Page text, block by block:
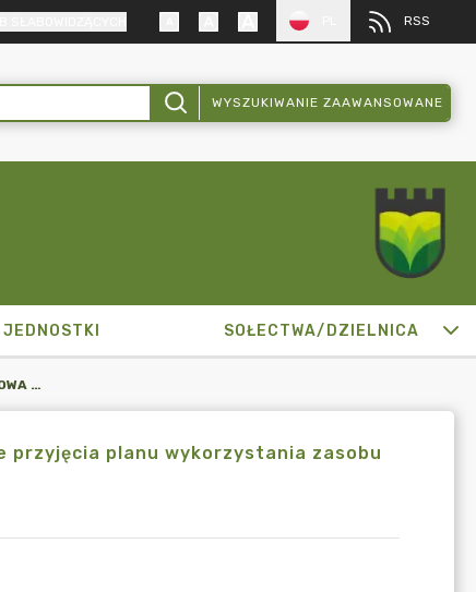
RSS
WYSZUKIWANIE ZAAWANSOWANE
JEDNOSTKI SOŁECTWA/DZIELNICA
ZARZĄDZENIE BURMISTRZA MIKOŁOWA NR 1572/4/23 W SPRAWIE PRZYJĘCIA PLANU WYKORZYSTANIA ZASOBU NIERUCHOMOŚCI GMINNYCH
przyjęcia planu wykorzystania zasobu